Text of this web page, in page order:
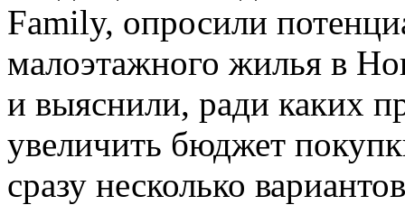
Family, опросили
малоэтажного жилья в
и выяснили, ради каких
увеличить бюджет
сразу несколько